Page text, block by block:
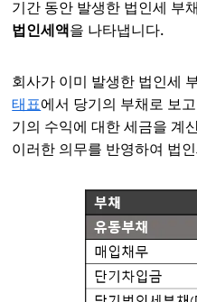
기간 동안 발생한 법인세 부
법인세액을 나타냅니다.
회사가 이미 발생한 법인세
태표에서 당기의 부채로 보
기의 수익에 대한 세금을 계
이러한 의무를 반영하여 법